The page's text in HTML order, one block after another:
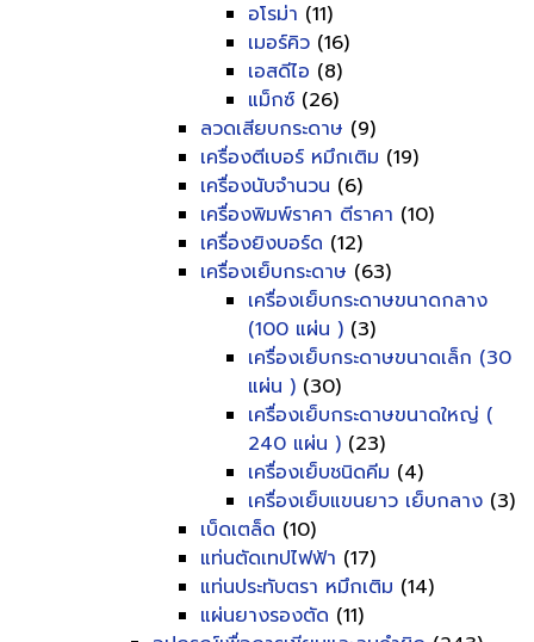
อโรม่า (11)
เมอร์คิว (16)
เอสดีไอ (8)
แม็กซ์ (26)
ลวดเสียบกระดาษ (9)
เครื่องตีเบอร์ หมึกเติม (19)
เครื่องนับจำนวน (6)
เครื่องพิมพ์ราคา ตีราคา (10)
เครื่องยิงบอร์ด (12)
เครื่องเย็บกระดาษ (63)
เครื่องเย็บกระดาษขนาดกลาง
(100 แผ่น ) (3)
เครื่องเย็บกระดาษขนาดเล็ก (30
แผ่น ) (30)
เครื่องเย็บกระดาษขนาดใหญ่ (
240 แผ่น ) (23)
เครื่องเย็บชนิดคีม (4)
เครื่องเย็บแขนยาว เย็บกลาง (3)
เบ็ดเตล็ด (10)
แท่นตัดเทปไฟฟ้า (17)
แท่นประทับตรา หมึกเติม (14)
แผ่นยางรองตัด (11)